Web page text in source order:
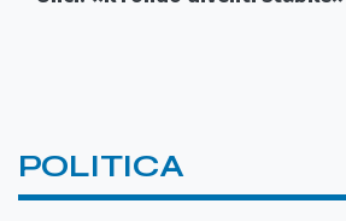
POLITICA